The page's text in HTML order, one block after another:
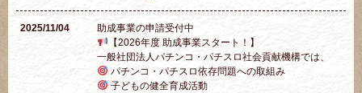
2025/11/04
助成事業の申請受付中
【2026年度 助成事業スタート！】
一般社団法人パチンコ・パチスロ社会貢献機構では、
パチンコ・パチスロ依存問題への取組み
子どもの健全育成活動